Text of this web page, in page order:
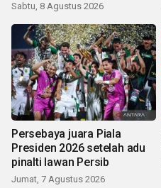
Sabtu, 8 Agustus 2026
Persebaya juara Piala
Presiden 2026 setelah adu
pinalti lawan Persib
Jumat, 7 Agustus 2026